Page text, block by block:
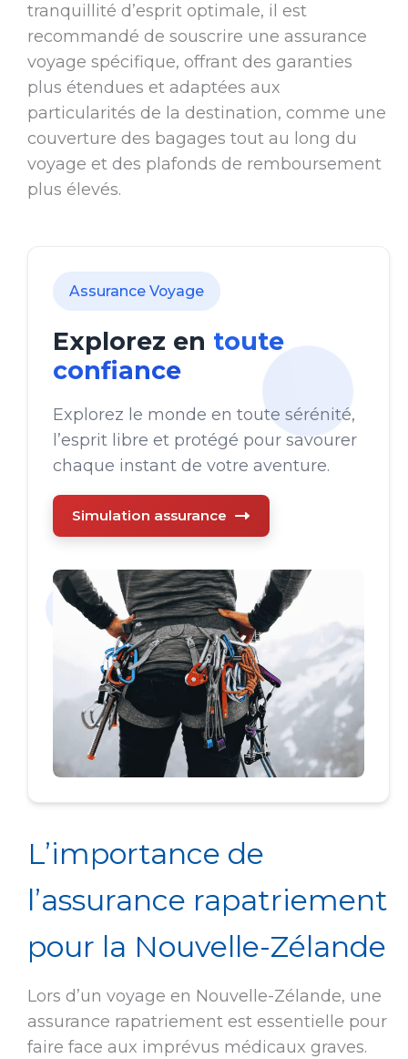
tranquillité d’esprit optimale, il est
recommandé de souscrire une assurance
voyage spécifique, offrant des garanties
plus étendues et adaptées aux
particularités de la destination, comme une
couverture des bagages tout au long du
voyage et des plafonds de remboursement
plus élevés.
Assurance Voyage
Explorez en toute
confiance
Explorez le monde en toute sérénité,
l’esprit libre et protégé pour savourer
chaque instant de votre aventure.
Simulation assurance
L’importance de
l’assurance rapatriement
pour la Nouvelle-Zélande
Lors d’un voyage en Nouvelle-Zélande, une
assurance rapatriement est essentielle pour
faire face aux imprévus médicaux graves.